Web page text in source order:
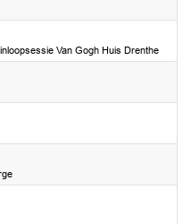
Van Gogh Huis Drenthe